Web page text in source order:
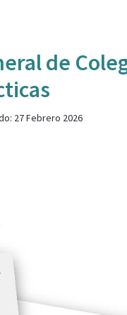
de
27 Febrero 2026